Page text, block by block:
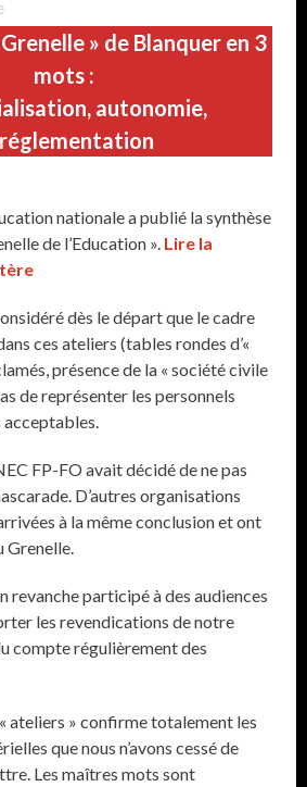
» de Blanquer en 3
mots :
autonomie,
nationale a publié la synthèse
de l’Education ». Lire la
dès le départ que le cadre
ces ateliers (tables rondes d’«
présence de la « société civile
de représenter les personnels
FP-FO avait décidé de ne pas
D’autres organisations
à la même conclusion et ont
Grenelle.
revanche participé à des audiences
les revendications de notre
compte régulièrement des
ateliers » confirme totalement les
que nous n’avons cessé de
Les maîtres mots sont